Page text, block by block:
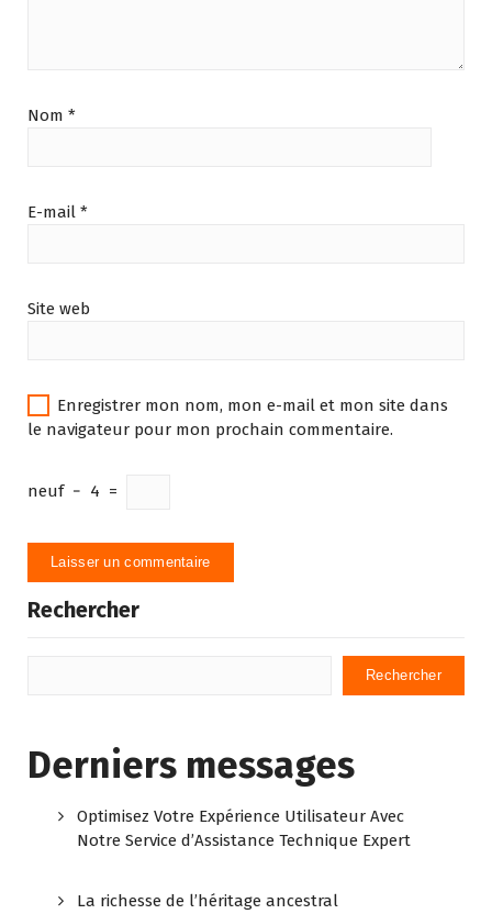
Nom *
E-mail *
Site web
Enregistrer mon nom, mon e-mail et mon site dans
le navigateur pour mon prochain commentaire.
neuf − 4 =
Rechercher
Rechercher
Derniers messages
Optimisez Votre Expérience Utilisateur Avec
Notre Service d’Assistance Technique Expert
La richesse de l’héritage ancestral